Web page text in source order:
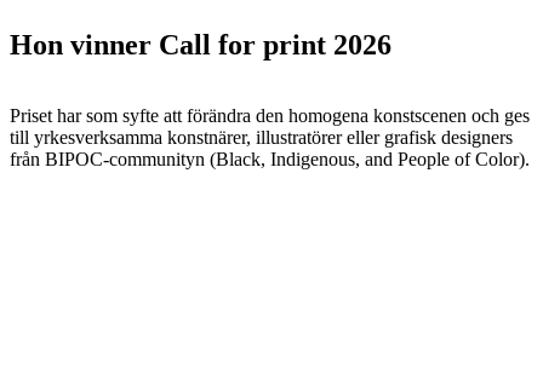
Hon vinner Call for print 2026
Priset har som syfte att förändra den homogena konstscenen och ges
till yrkesverksamma konstnärer, illustratörer eller grafisk designers
från BIPOC-communityn (Black, Indigenous, and People of Color).